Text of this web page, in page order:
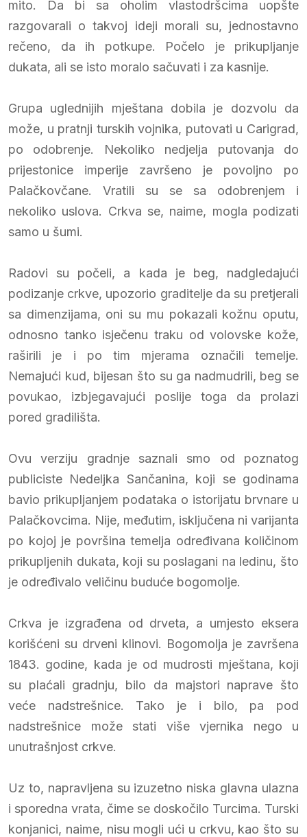
mito. Da bi sa oholim vlastodršcima uopšte
razgovarali o takvoj ideji morali su, jednostavno
rečeno, da ih potkupe. Počelo je prikupljanje
dukata, ali se isto moralo sačuvati i za kasnije.
Grupa uglednijih mještana dobila je dozvolu da
može, u pratnji turskih vojnika, putovati u Carigrad,
po odobrenje. Nekoliko nedjelja putovanja do
prijestonice imperije završeno je povoljno po
Palačkovčane. Vratili su se sa odobrenjem i
nekoliko uslova. Crkva se, naime, mogla podizati
samo u šumi.
Radovi su počeli, a kada je beg, nadgledajući
podizanje crkve, upozorio graditelje da su pretjerali
sa dimenzijama, oni su mu pokazali kožnu oputu,
odnosno tanko isječenu traku od volovske kože,
raširili je i po tim mjerama označili temelje.
Nemajući kud, bijesan što su ga nadmudrili, beg se
povukao, izbjegavajući poslije toga da prolazi
pored gradilišta.
Ovu verziju gradnje saznali smo od poznatog
publiciste Nedeljka Sančanina, koji se godinama
bavio prikupljanjem podataka o istorijatu brvnare u
Palačkovcima. Nije, međutim, isključena ni varijanta
po kojoj je površina temelja određivana količinom
prikupljenih dukata, koji su poslagani na ledinu, što
je određivalo veličinu buduće bogomolje.
Crkva je izgrađena od drveta, a umjesto eksera
korišćeni su drveni klinovi. Bogomolja je završena
1843. godine, kada je od mudrosti mještana, koji
su plaćali gradnju, bilo da majstori naprave što
veće nadstrešnice. Tako je i bilo, pa pod
nadstrešnice može stati više vjernika nego u
unutrašnjost crkve.
Uz to, napravljena su izuzetno niska glavna ulazna
i sporedna vrata, čime se doskočilo Turcima. Turski
konjanici, naime, nisu mogli ući u crkvu, kao što su